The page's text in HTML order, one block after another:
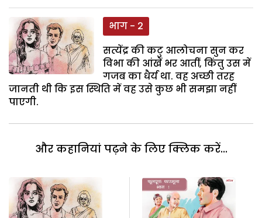
भाग - 2
सत्येंद्र की कटु आलोचना सुन कर
विभा की आंखें भर आतीं, किंतु उस में
गजब का धैर्य था. वह अच्छी तरह
जानती थी कि इस स्थिति में वह उसे कुछ भी समझा नहीं
पाएगी.
और कहानियां पढ़ने के लिए क्लिक करें...